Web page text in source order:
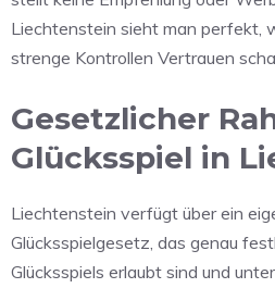
Liechtenstein sieht man perfekt,
strenge Kontrollen Vertrauen
Gesetzlicher
Glücksspiel in
Liechtenstein verfügt über ein
Glücksspielgesetz, das genau
Glücksspiels erlaubt sind und